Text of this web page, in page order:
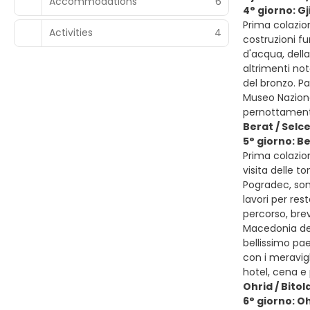
Activities 4
4° giorno:
Prima
costruzioni
d'acqua,
altrimenti
del bronzo.
Museo
Berat /
5° giorno:
Prima
visita delle
Pogradec,
lavori per
percorso,
Macedonia
bellissimo
con i
hotel, cena
Ohrid /
6° giorno: